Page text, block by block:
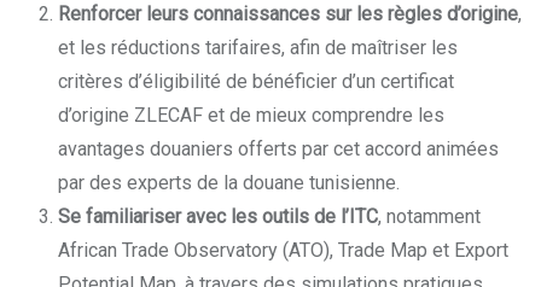
Renforcer leurs connaissances sur les règles d’origine,
et les réductions tarifaires, afin de maîtriser les
critères d’éligibilité de bénéficier d’un certificat
d’origine ZLECAF et de mieux comprendre les
avantages douaniers offerts par cet accord animées
par des experts de la douane tunisienne.
Se familiariser avec les outils de l’ITC, notamment
African Trade Observatory (ATO), Trade Map et Export